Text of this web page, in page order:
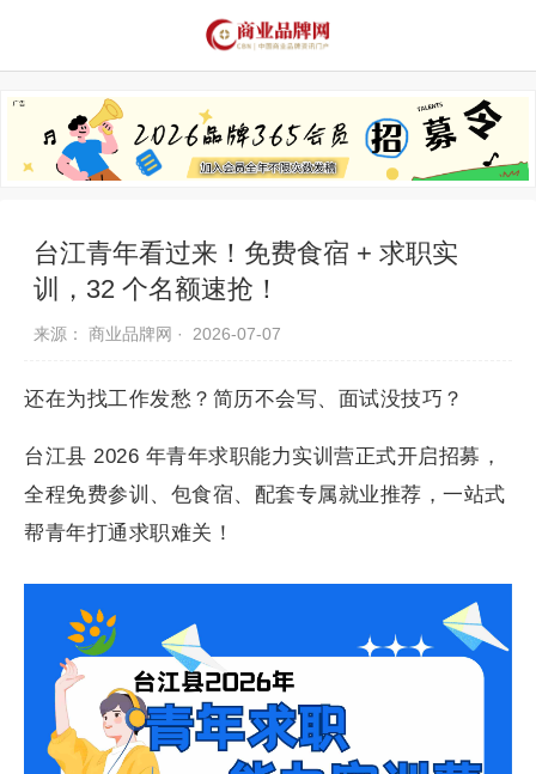
推荐品牌 品牌故事
台江青年看过来！免费食宿 + 求职实
训，32 个名额速抢！
来源： 商业品牌网 · 2026-07-07
还在为找工作发愁？简历不会写、面试没技巧？
台江县 2026 年青年求职能力实训营正式开启招募，
全程免费参训、包食宿、配套专属就业推荐，一站式
帮青年打通求职难关！